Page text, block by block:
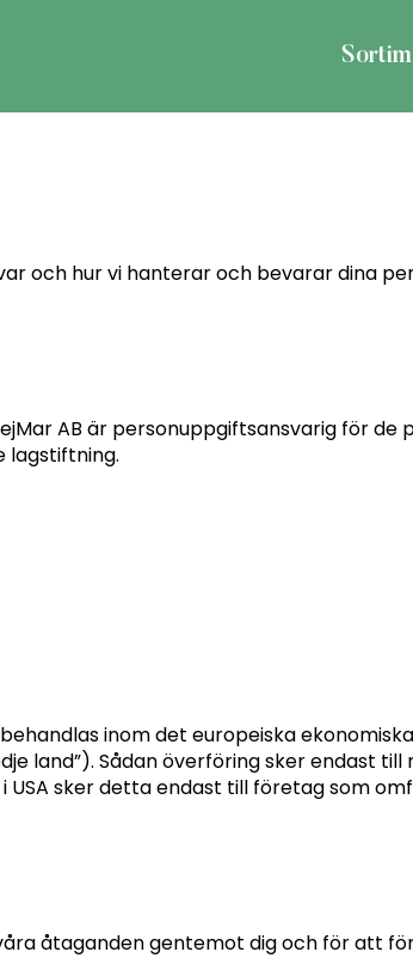
och hur vi hanterar och bevarar dina
AB är personuppgiftsansvarig för
lagstiftning.
inom det europeiska
land”). Sådan överföring sker endast
sker detta endast till företag som
åtaganden gentemot dig och för att